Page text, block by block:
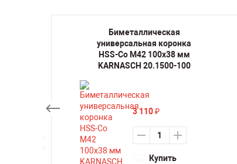
Биметаллическая
универсальная коронка
HSS-Co M42 100х38 мм
KARNASCH 20.1500-100
3 110 ₽
Купить